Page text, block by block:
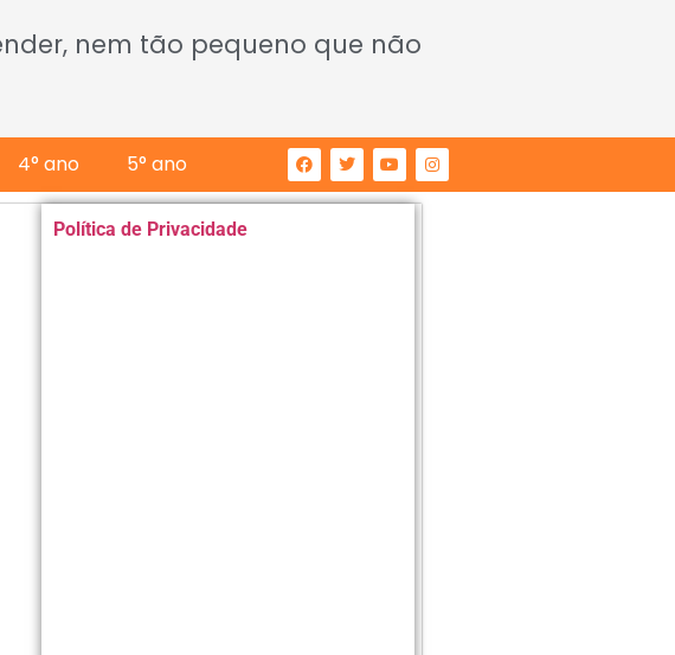
nem tão pequeno que não
4° ano 5° ano
Política de Privacidade